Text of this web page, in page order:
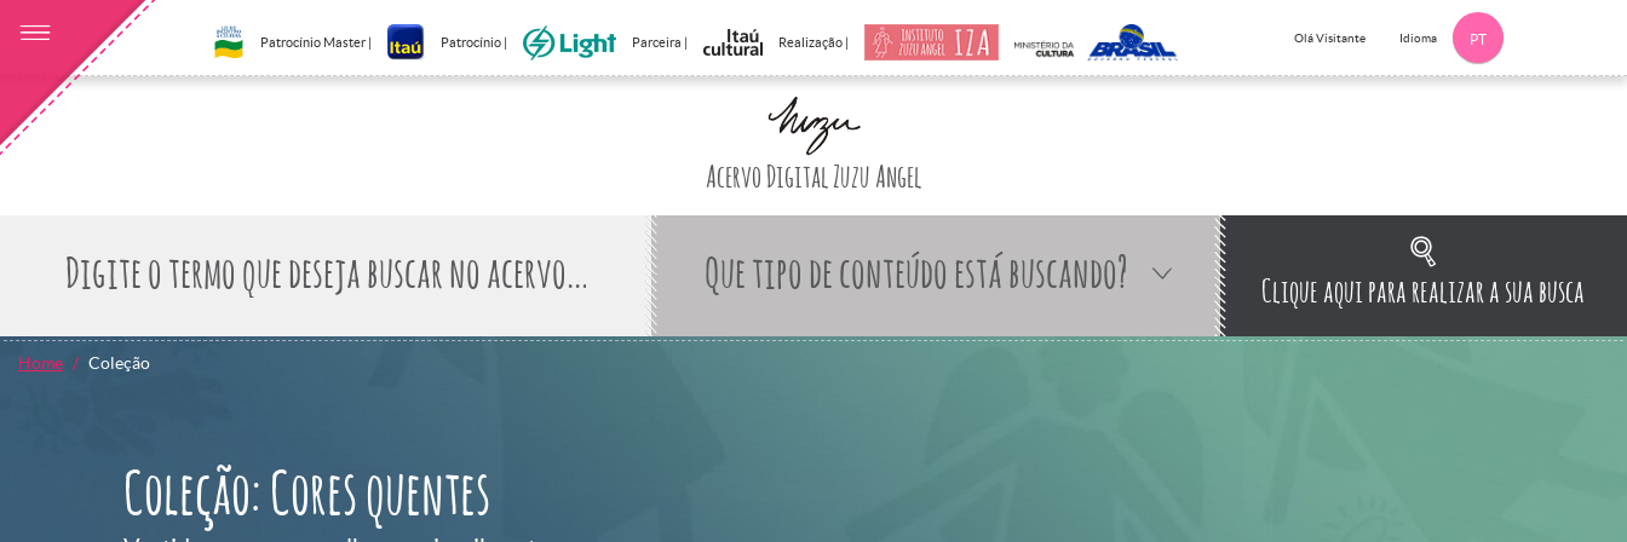
Patrocínio Master | Patrocínio | Parceira | Realização | Olá Visitante Idioma PT
Acervo Digital Zuzu Angel
Que tipo de conteúdo está buscando? Clique aqui para realizar a sua busca
Home Coleção
Coleção: Cores quentes